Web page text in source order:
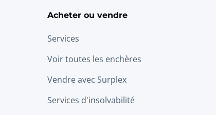
Acheter ou vendre
Services
Voir toutes les enchères
Vendre avec Surplex
Services d'insolvabilité